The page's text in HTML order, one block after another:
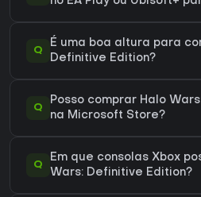
Q
É uma boa altura para
Definitive Edition?
Q
Posso comprar Halo
na Microsoft Store?
Q
Em que consolas Xbox
Wars: Definitive Edition?